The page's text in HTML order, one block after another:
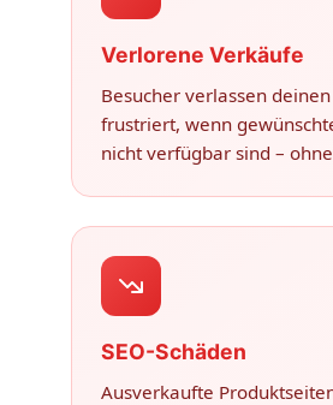
Verlorene Verkäufe
Besucher verlassen
frustriert, wenn
nicht verfügbar sind –
SEO-Schäden
Ausverkaufte